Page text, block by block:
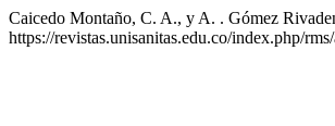
Caicedo Montaño, C. A., y A. . Gómez
https://revistas.unisanitas.edu.co/index.php/